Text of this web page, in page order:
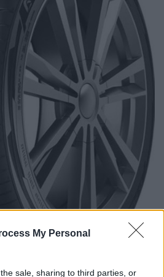
My Personal
sale, sharing to third parties, or